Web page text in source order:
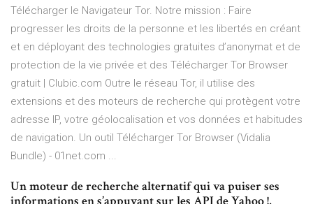
Télécharger le Navigateur Tor. Notre mission : Faire
progresser les droits de la personne et les libertés en créant
et en déployant des technologies gratuites d’anonymat et de
protection de la vie privée et des Télécharger Tor Browser
gratuit | Clubic.com Outre le réseau Tor, il utilise des
extensions et des moteurs de recherche qui protègent votre
adresse IP, votre géolocalisation et vos données et habitudes
de navigation. Un outil Télécharger Tor Browser (Vidalia
Bundle) - 01net.com ...
Un moteur de recherche alternatif qui va puiser ses